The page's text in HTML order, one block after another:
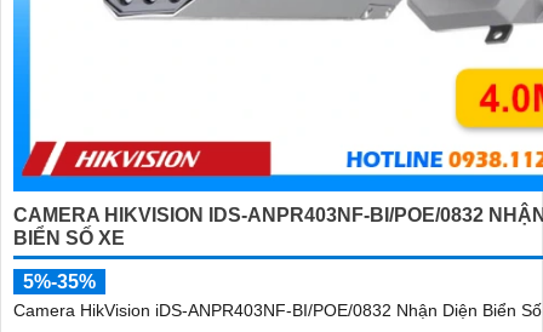
CAMERA HIKVISION IDS-ANPR403NF-BI/POE/0832
BIỂN SỐ XE
5%-35%
Camera HikVision iDS-ANPR403NF-BI/POE/0832 Nhận Diện Biển